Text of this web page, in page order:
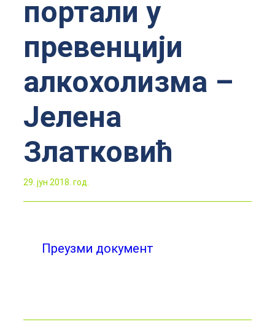
портали у
превенцији
алкохолизма –
Јелена
Златковић
29. јун 2018. год.
Преузми документ